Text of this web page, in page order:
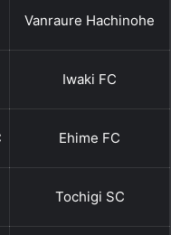
Vanraure Hachinohe
Iwaki FC
Ehime FC
Tochigi SC